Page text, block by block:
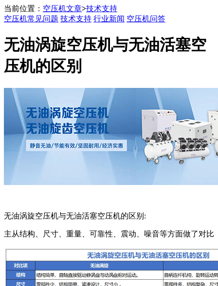
当前位置： 空压机文章>技术支持
空压机常见问题 技术支持 行业新闻 空压机问答
无油涡旋空压机与无油活塞空
压机的区别
无油涡旋空压机与无油活塞空压机的区别:
主从结构、尺寸、重量、可靠性、震动、噪音等方面做了对比